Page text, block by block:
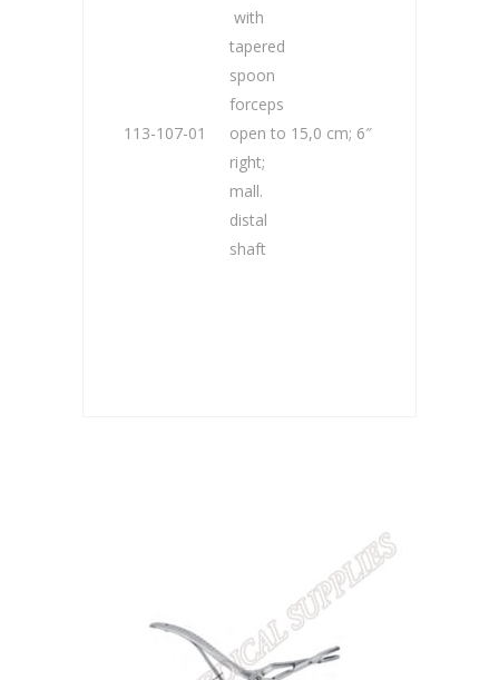
113-107-01
with
tapered
spoon
forceps
open to
right;
mall.
distal
shaft
15,0 cm; 6″